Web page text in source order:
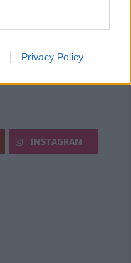
Privacy Policy
INSTAGRAM